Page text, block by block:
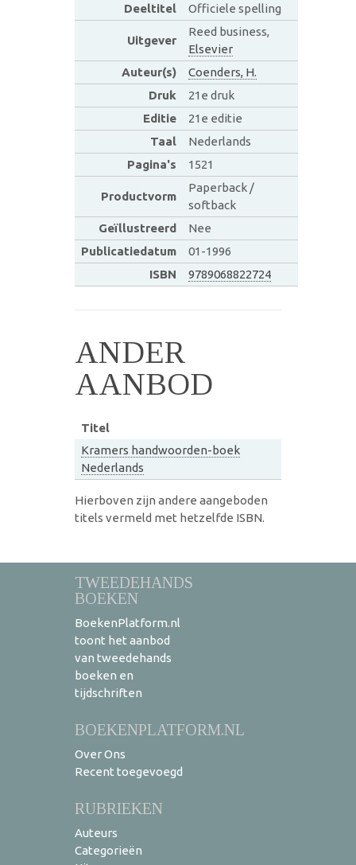
Deeltitel
Officiele spelling
Uitgever
Reed business,
Elsevier
Auteur(s)
Coenders, H.
Druk
21e druk
Editie
21e editie
Taal
Nederlands
Pagina's
1521
Productvorm
Paperback /
softback
Geïllustreerd
Nee
Publicatiedatum
01-1996
ISBN
9789068822724
ANDER
AANBOD
Titel
Kramers handwoorden-boek
Nederlands
Hierboven zijn andere aangeboden
titels vermeld met hetzelfde ISBN.
TWEEDEHANDS
BOEKEN
BoekenPlatform.nl
toont het aanbod
van tweedehands
boeken en
tijdschriften
BOEKENPLATFORM.NL
Over Ons
Recent toegevoegd
RUBRIEKEN
Auteurs
Categorieën